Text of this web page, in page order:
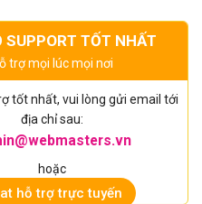
SUPPORT TỐT NHẤT
trợ mọi lúc mọi nơi
tốt nhất, vui lòng gửi email tới
địa chỉ sau:
hoặc
hỗ trợ trực tuyến